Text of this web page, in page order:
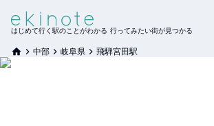
はじめて行く駅のことがわかる 行ってみたい街が見つかる
中部 岐阜県 飛騨宮田駅